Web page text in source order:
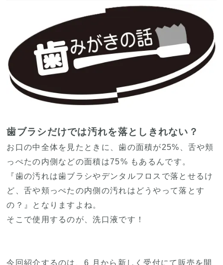
歯ブラシだけでは汚れを落としきれない？
お口の中全体を見たときに、歯の面積が25%、舌や頬
っぺたの内側などの面積は75% もあるんです。
『歯の汚れは歯ブラシやデンタルフロスで落とせるけ
ど、舌や頬っぺたの内側の汚れはどうやって落とす
の？』となりますよね。
そこで使用するのが、洗口液です！
今回紹介するのは、6 月から新しく受付にて販売を開